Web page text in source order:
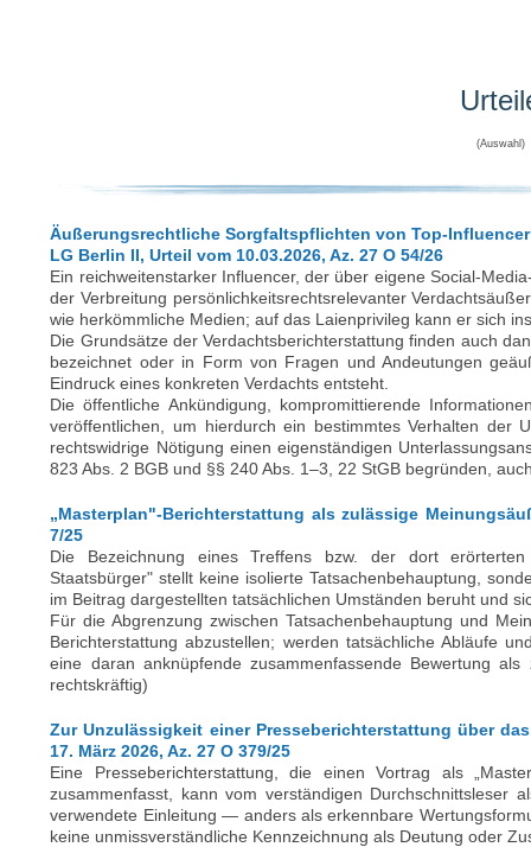
(Auswahl)
Äußerungsrechtliche Sorgfaltspflichten von Top-
LG Berlin II, Urteil vom 10.03.2026, Az. 27 O 54/26
Ein reichweitenstarker Influencer, der über eigene Social-
der Verbreitung persönlichkeitsrechtsrelevanter
wie herkömmliche Medien; auf das Laienprivileg kann er sich
Die Grundsätze der Verdachtsberichterstattung finden auch
bezeichnet oder in Form von Fragen und Andeutungen
Eindruck eines konkreten Verdachts entsteht.
Die öffentliche Ankündigung, kompromittierende
veröffentlichen, um hierdurch ein bestimmtes Verhalten der
rechtswidrige Nötigung einen eigenständigen
823 Abs. 2 BGB und §§ 240 Abs. 1–3, 22 StGB begründen,
„Masterplan"-Berichterstattung als zulässige
7/25
Die Bezeichnung eines Treffens bzw. der dort
Staatsbürger" stellt keine isolierte Tatsachenbehauptung,
im Beitrag dargestellten tatsächlichen Umständen beruht und
Für die Abgrenzung zwischen Tatsachenbehauptung und
Berichterstattung abzustellen; werden tatsächliche Abläufe
eine daran anknüpfende zusammenfassende Bewertung
rechtskräftig)
Zur Unzulässigkeit einer Presseberichterstattung über
17. März 2026, Az. 27 O 379/25
Eine Presseberichterstattung, die einen Vortrag als
zusammenfasst, kann vom verständigen Durchschnittsleser
verwendete Einleitung — anders als erkennbare
keine unmissverständliche Kennzeichnung als Deutung oder